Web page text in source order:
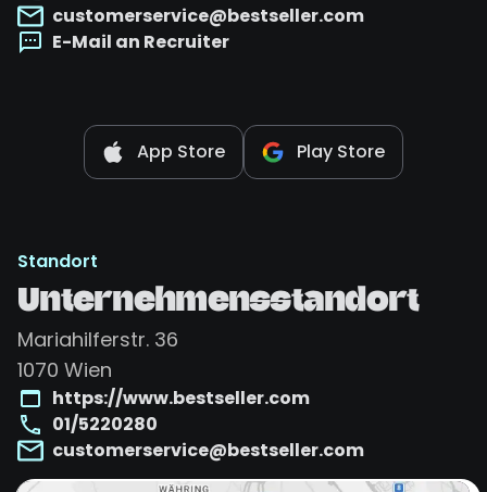
customerservice@bestseller.com
E-Mail an Recruiter
App Store Play Store
Standort
Unternehmensstandort
Mariahilferstr. 36
1070 Wien
https://www.bestseller.com
01/5220280
customerservice@bestseller.com